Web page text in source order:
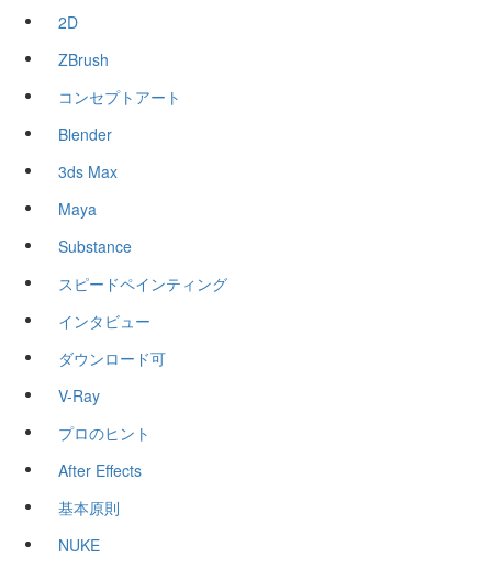
2D
ZBrush
コンセプトアート
Blender
3ds Max
Maya
Substance
スピードペインティング
インタビュー
ダウンロード可
V-Ray
プロのヒント
After Effects
基本原則
NUKE